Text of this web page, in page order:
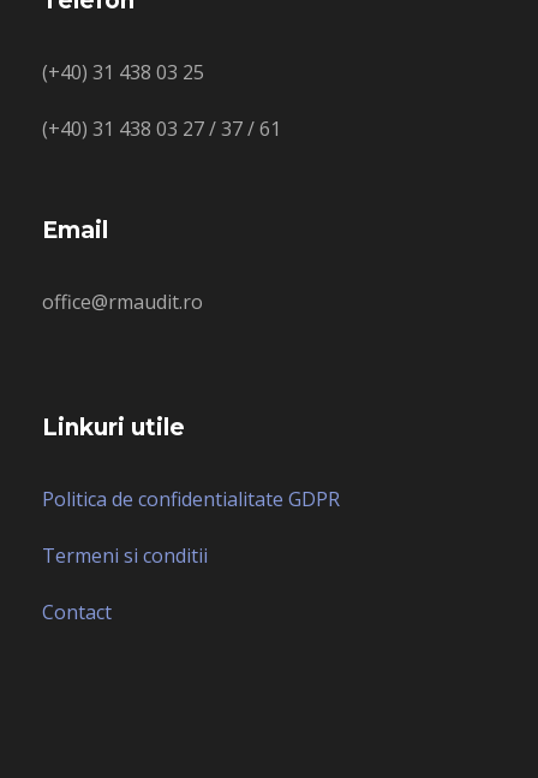
(+40) 31 438 03 25
(+40) 31 438 03 27 / 37 / 61
Email
office@rmaudit.ro
Linkuri utile
Politica de confidentialitate GDPR
Termeni si conditii
Contact